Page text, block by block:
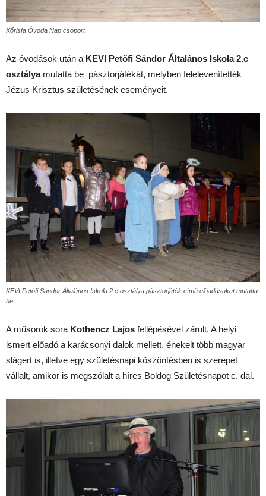
Kőrisfa Óvoda Nap csoport
Az óvodások után a KEVI Petőfi Sándor Általános Iskola 2.c
osztályamutatta be pásztorjátékát, melyben felelevenítették
Jézus Krisztus születésének eseményeit.
KEVI Petőfi Sándor Általános Iskola 2.c osztálya pásztorjáték című előadásukat mutatta
be
A műsorok sora Kothencz Lajos fellépésével zárult. A helyi
ismert előadó a karácsonyi dalok mellett, énekelt több magyar
slágert is, illetve egy születésnapi köszöntésben is szerepet
vállalt, amikor is megszólalt a híres Boldog Születésnapot c. dal.